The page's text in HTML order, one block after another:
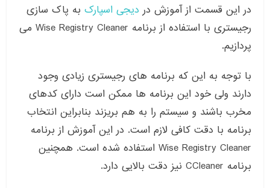
در این قسمت از آموزش در دیجی اسپارک به پاک سازی
رجیستری با استفاده از برنامه Wise Registry Cleaner می
پردازیم.
با توجه به این که برنامه های رجیستری زیادی وجود
دارند ولی خود این برنامه ها ممکن است دارای کدهای
مخرب باشند و سیستم را به هم بریزند بنابراین انتخاب
برنامه با دقت کافی لازم است. در این آموزش از برنامه
Wise Registry Cleaner استفاده شده است. همچنین
برنامه CCleaner نیز دقت بالایی دارد.